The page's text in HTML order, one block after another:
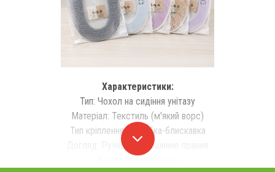
Характеристики:
Тип: Чохол на сидіння унітазу
Матеріал: Текстиль (м'який ворс)
Тип кріплення: Застібка-блискавка
Догляд: Ручне або машинне прання